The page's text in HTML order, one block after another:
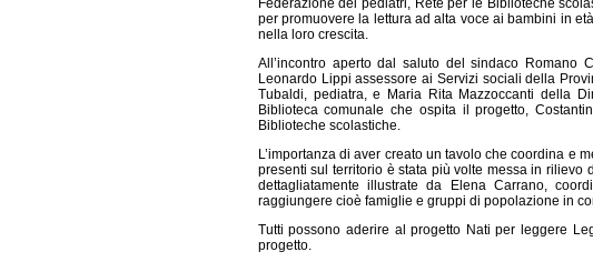
Federazione dei pediatri, Rete per le Biblioteche
per promuovere la lettura ad alta voce ai bambini in
nella loro crescita.
All’incontro aperto dal saluto del sindaco Romano
Leonardo Lippi assessore ai Servizi sociali della
Tubaldi, pediatra, e Maria Rita Mazzoccanti della
Biblioteca comunale che ospita il progetto,
Biblioteche scolastiche.
L’importanza di aver creato un tavolo che coordina e
presenti sul territorio è stata più volte messa in rilievo
dettagliatamente illustrate da Elena Carrano,
raggiungere cioè famiglie e gruppi di popolazione in
Tutti possono aderire al progetto Nati per leggere
progetto.